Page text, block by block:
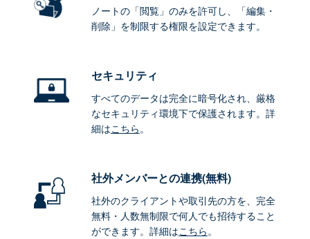
ノートの「閲覧」のみを許可し、「編集・
削除」を制限する権限を設定できます。
セキュリティ
すべてのデータは完全に暗号化され、厳格
なセキュリティ環境下で保護されます。詳
細はこちら。
社外メンバーとの連携(無料)
社外のクライアントや取引先の方を、完全
無料・人数無制限で何人でも招待すること
ができます。詳細はこちら。